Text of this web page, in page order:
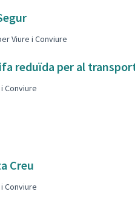
Viure i Conviure
reduïda per al
Conviure
Creu
Conviure